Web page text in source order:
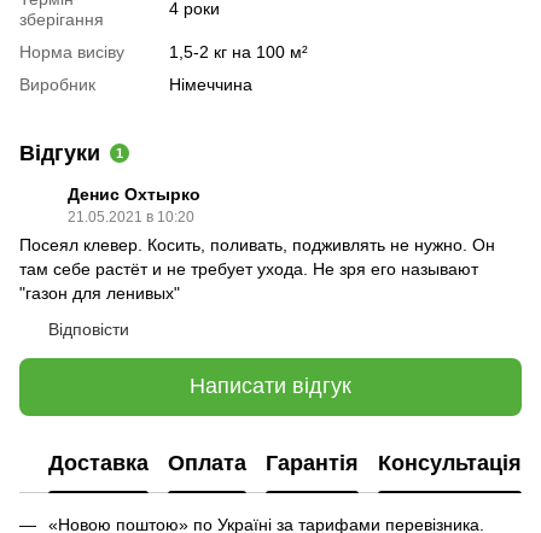
зберігання
4 роки
Норма висіву
1,5-2 кг на 100 м²
Виробник
Німеччина
Відгуки 1
Денис Охтырко
21.05.2021 в 10:20
Посеял клевер. Косить, поливать, подживлять не нужно. Он
там себе растёт и не требует ухода. Не зря его называют
"газон для ленивых"
Відповісти
Написати відгук
Доставка Оплата Гарантія Консультація
«Новою поштою» по Україні за тарифами перевізника.